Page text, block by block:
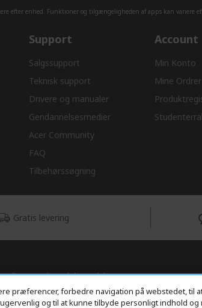
efter enhed. Funktioner og tilgængeligheden af apps kan variere
Support
Salgssupport
Teknisk support
Drivere og manualer
Gendannelsesmedier
Acer Community
FAQ
Tilbehørssøgning
Account
Min Konto
Mine Ordrer
Gratis levering
og sælger af de produkter og
butik.præferencer, forbedre navigation på webstedet, til
og til at kunne tilbyde personligt indhold og